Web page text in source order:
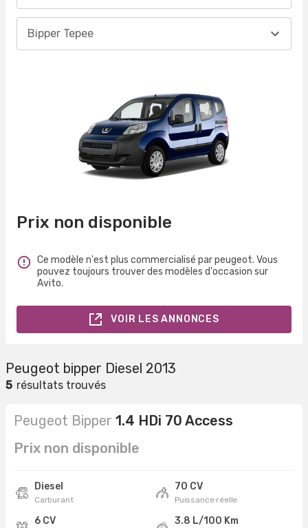
Bipper Tepee
Prix non disponible
Ce modèle n'est plus commercialisé par peugeot. Vous
pouvez toujours trouver des modèles d'occasion sur
Avito.
VOIR LES ANNONCES
Peugeot bipper Diesel 2013
5 résultats trouvés
Peugeot Bipper 1.4 HDi 70 Access
Prix non disponible
Diesel
Carburant
70 CV
Puissance réelle
6 CV 3.8 L/100 Km